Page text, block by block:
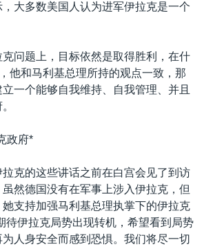
大多数美国人认为进军伊拉克是一个
问题上，目标依然是取得胜利，在什
他和马利基总理所持的观点一致，那
一个能够自我维持、自我管理、并且
政府*
克的这些讲话之前在白宫会见了到访
然德国没有在军事上涉入伊拉克，但
支持加强马利基总理执掌下的伊拉克
待伊拉克局势出现转机，希望看到局势
人身安全而感到恐惧。我们将尽一切